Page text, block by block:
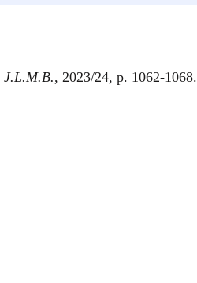
J.L.M.B., 2023/24, p. 1062-1068.